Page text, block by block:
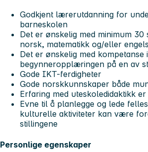
Godkjent lærerutdanning for
barneskolen
Det er ønskelig med minimum 30
norsk, matematikk og/eller
Det er ønskelig med kompetanse
begynneropplæringen på en av
Gode IKT-ferdigheter
Gode norskkunnskaper både
Erfaring med uteskoledidaktikk
Evne til å planlegge og lede
kulturelle aktiviteter kan være
stillingene
Personlige egenskaper